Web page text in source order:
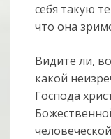
себя такую
что она
Видите ли,
какой
Господа